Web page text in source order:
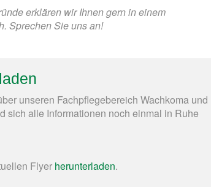
erklären wir Ihnen gern in einem
Sprechen Sie uns an!
unseren Fachpflegebereich Wachkoma und
sich alle Informationen noch einmal in Ruhe
Flyer herunterladen.